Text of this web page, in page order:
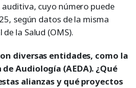
cuyo número puede
según datos de la misma
la Salud (OMS).
diversas entidades, como la
Audiología (AEDA). ¿Qué
alianzas y qué proyectos